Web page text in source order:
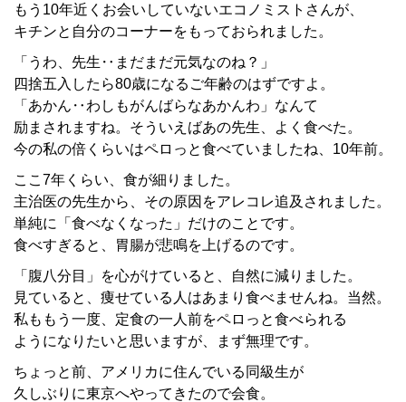
もう10年近くお会いしていないエコノミストさんが、
キチンと自分のコーナーをもっておられました。
「うわ、先生‥まだまだ元気なのね？」
四捨五入したら80歳になるご年齢のはずですよ。
「あかん‥わしもがんばらなあかんわ」なんて
励まされますね。そういえばあの先生、よく食べた。
今の私の倍くらいはペロっと食べていましたね、10年前。
ここ7年くらい、食が細りました。
主治医の先生から、その原因をアレコレ追及されました。
単純に「食べなくなった」だけのことです。
食べすぎると、胃腸が悲鳴を上げるのです。
「腹八分目」を心がけていると、自然に減りました。
見ていると、痩せている人はあまり食べませんね。当然。
私ももう一度、定食の一人前をペロっと食べられる
ようになりたいと思いますが、まず無理です。
ちょっと前、アメリカに住んでいる同級生が
久しぶりに東京へやってきたので会食。